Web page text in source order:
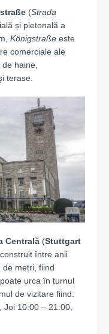
(Strada
și pietonală a
Königstraße este
comerciale ale
haine,
terase.
Centrală (Stuttgart
între anii
metri, fiind
poate urca în turnul
de vizitare fiind:
10:00 – 21:00,